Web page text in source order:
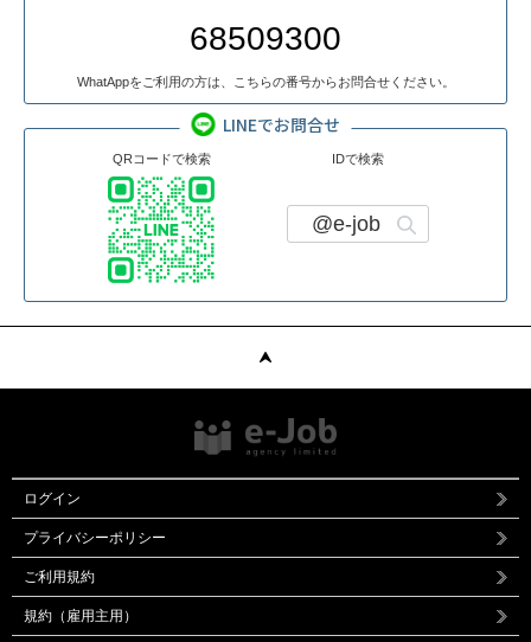
68509300
WhatAppをご利用の方は、こちらの番号からお問合せください。
LINEでお問合せ
QRコードで検索 IDで検索
@e-job
ログイン
プライバシーポリシー
ご利用規約
規約（雇用主用）